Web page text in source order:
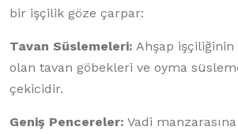
bir işçilik göze çarpar:
Tavan Süslemeleri: Ahşap işçiliğinin
olan tavan göbekleri ve oyma
çekicidir.
Geniş Pencereler: Vadi